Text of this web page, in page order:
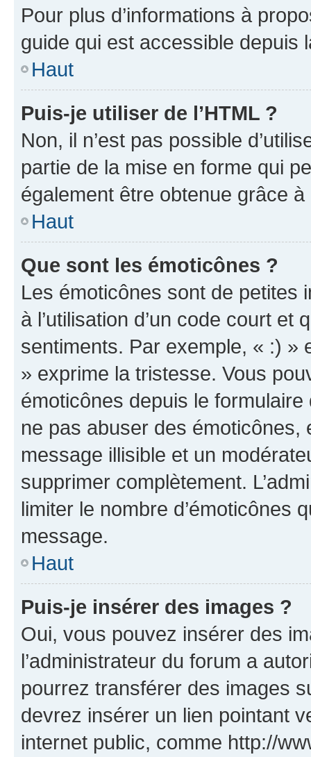
Pour plus d’informations à
guide qui est accessible depuis
Haut
Puis-je utiliser de l’HTML ?
Non, il n’est pas possible
partie de la mise en forme qui
également être obtenue grâce à
Haut
Que sont les émoticônes ?
Les émoticônes sont de petites
à l’utilisation d’un code court et
sentiments. Par exemple, « :) »
» exprime la tristesse. Vous
émoticônes depuis le
ne pas abuser des
message illisible et un
supprimer complètement.
limiter le nombre d’émoticônes
message.
Haut
Puis-je insérer des images ?
Oui, vous pouvez insérer des
l’administrateur du forum a
pourrez transférer des images
devrez insérer un lien pointant
internet public, comme http://